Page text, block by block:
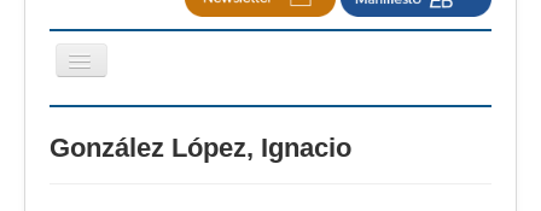
Cambiar
navegación
CertAcleB
González López, Ignacio